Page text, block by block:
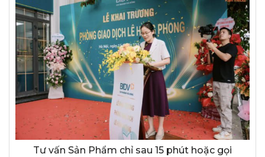
Tư vấn Sản Phẩm chỉ sau 15 phút hoặc gọi